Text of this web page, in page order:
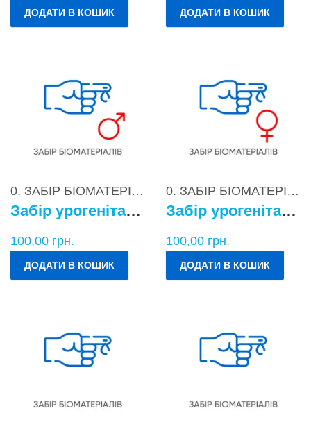
ДОДАТИ В КОШИК ДОДАТИ В КОШИК
0. ЗАБІР БІОМАТЕРІАЛІВ
Забір урогенітального БМ у чоловіків
100,00 грн.
ДОДАТИ В КОШИК
0. ЗАБІР БІОМАТЕРІАЛІВ
Забір урогенітального БМ у жінок
100,00 грн.
ДОДАТИ В КОШИК